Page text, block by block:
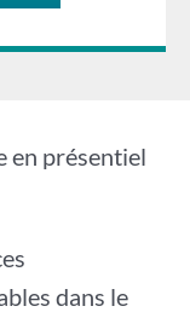
en présentiel
dans le